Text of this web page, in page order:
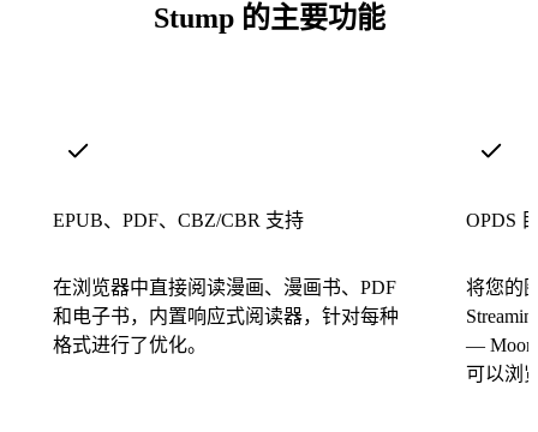
Stump 的主要功能
EPUB、PDF、CBZ/CBR 支持
在浏览器中直接阅读漫画、漫画书、PDF
和电子书，内置响应式阅读器，针对每种
格式进行了优化。
OPDS
将您的
—
可以浏